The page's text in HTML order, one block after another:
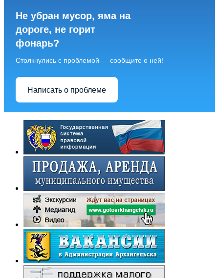
Не убран мусор, яма на
дороге, не горит
фонарь?
Столкнулись с проблемой — сообщите о ней!
Написать о проблеме